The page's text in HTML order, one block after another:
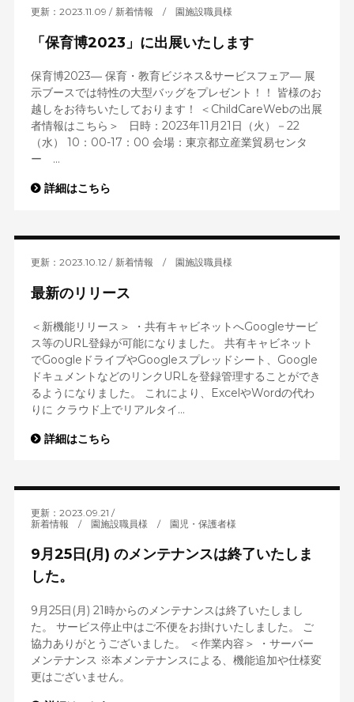
更新：2023.11.09 新着情報 / 園施設職員様
「保育博2023」に出展いたします
保育博2023― 保育・教育ビジネス&サービスフェア― 展
示ブースでは特性の大型バッグをプレゼント！！ 皆様のお
越しをお待ちいたしております！ ＜ChildCareWebの出展
者情報はこちら＞ 日時：2023年11月21日（火）－22
（水） 10：00-17：00 会場：東京都立産業貿易センタ
ー ...
詳細はこちら
更新：2023.10.12 新着情報 / 園施設職員様
最新のリリース
＜新機能リリース＞ ・共有キャビネットへGoogleサービ
ス等のURL登録が可能になりました。 共有キャビネット
でGoogleドライブやGoogleスプレッドシート、Google
ドキュメントなどのリンクURLを登録管理することができ
るようになりました。 これにより、ExcelやWordの代わ
りに クラウド上でリアルタイ...
詳細はこちら
更新：2023.09.21
新着情報 / 園施設職員様 / 園児・保護者様
9月25日(月) のメンテナンスは終了いたしま
した。
9月25日(月) 21時からのメンテナンスは終了いたしまし
た。 サービス停止中はご不便をお掛けいたしました。 ご
協力ありがとうございました。 ＜作業内容＞ ・サーバー
メンテナンス ※本メンテナンスによる、機能追加や仕様変
更はございません。